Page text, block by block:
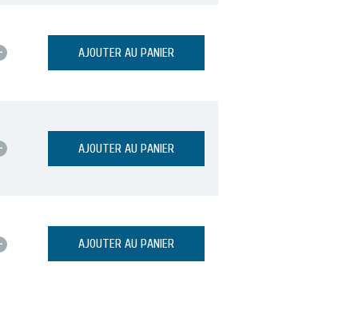
AJOUTER AU PANIER
AJOUTER AU PANIER
AJOUTER AU PANIER